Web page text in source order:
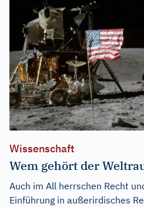
Wissenschaft
Wem gehört der
Auch im All herrschen Recht
Einführung in außerirdisches